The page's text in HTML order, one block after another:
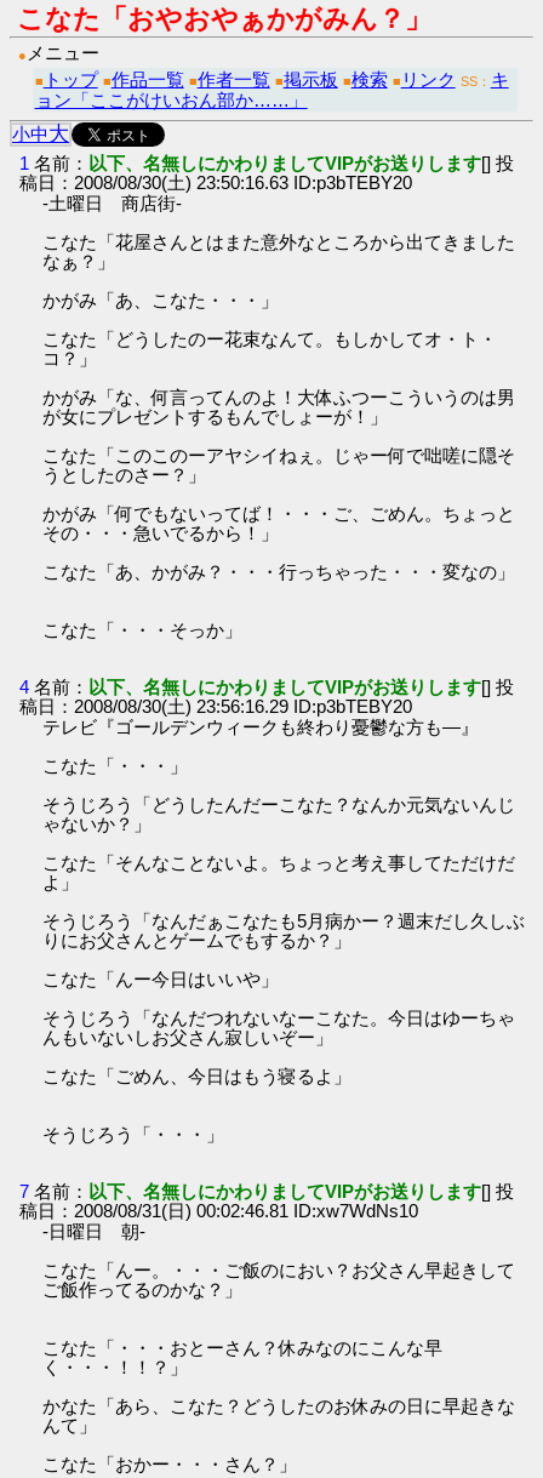
こなた「おやおやぁかがみん？」
● メニュー
■ トップ ■作品一覧 ■作者一覧 ■掲示板 ■検索 ■ リンク SS： キ
ョン「ここがけいおん部か……」
小中大
1 名前： 以下、名無しにかわりましてVIPがお送りします[] 投
稿日：2008/08/30(土) 23:50:16.63 ID:p3bTEBY20
-土曜日 商店街-
こなた「花屋さんとはまた意外なところから出てきました
なぁ？」
かがみ「あ、こなた・・・」
こなた「どうしたのー花束なんて。もしかしてオ・ト・
コ？」
かがみ「な、何言ってんのよ！大体ふつーこういうのは男
が女にプレゼントするもんでしょーが！」
こなた「このこのーアヤシイねぇ。じゃー何で咄嗟に隠そ
うとしたのさー？」
かがみ「何でもないってば！・・・ご、ごめん。ちょっと
その・・・急いでるから！」
こなた「あ、かがみ？・・・行っちゃった・・・変なの」
こなた「・・・そっか」
4 名前： 以下、名無しにかわりましてVIPがお送りします[] 投
稿日：2008/08/30(土) 23:56:16.29 ID:p3bTEBY20
テレビ『ゴールデンウィークも終わり憂鬱な方も―』
こなた「・・・」
そうじろう「どうしたんだーこなた？なんか元気ないんじ
ゃないか？」
こなた「そんなことないよ。ちょっと考え事してただけだ
よ」
そうじろう「なんだぁこなたも5月病かー？週末だし久しぶ
りにお父さんとゲームでもするか？」
こなた「んー今日はいいや」
そうじろう「なんだつれないなーこなた。今日はゆーちゃ
んもいないしお父さん寂しいぞー」
こなた「ごめん、今日はもう寝るよ」
そうじろう「・・・」
7 名前： 以下、名無しにかわりましてVIPがお送りします[] 投
稿日：2008/08/31(日) 00:02:46.81 ID:xw7WdNs10
-日曜日 朝-
こなた「んー。・・・ご飯のにおい？お父さん早起きして
ご飯作ってるのかな？」
こなた「・・・おとーさん？休みなのにこんな早
く・・・！！？」
かなた「あら、こなた？どうしたのお休みの日に早起きな
んて」
こなた「おかー・・・さん？」